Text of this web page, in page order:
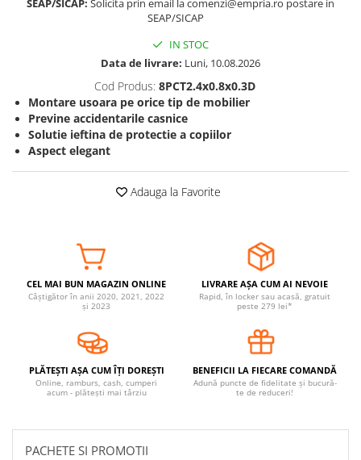
Tarcuri copii / bebelusi
Ingrijire bebe si mama
Igiena si ingrijire bebelusi
Accesorii bebelusi / nou-nascuti
Perne si saltele bebelusi
Jucarii copii si jocuri educative
Jucarii dentitie
Jocuri educative
Jucarii bebelusi
Covorase ortopedice senzoriale
Cuburi magnetice JollyHeap®
SEAP/SICAP: Solicita prin email la comenzi@empria.ro postare in
SEAP/SICAP
IN STOC
Data de livrare: Luni, 10.08.2026
Cod Produs: 8PCT2.4x0.8x0.3D
Montare usoara pe orice tip de mobilier
Previne accidentarile casnice
Solutie ieftina de protectie a copiilor
Aspect elegant
Adauga la Favorite
CEL MAI BUN MAGAZIN ONLINE
Câștigător în anii 2020, 2021, 2022
și 2023
LIVRARE AȘA CUM AI NEVOIE
Rapid, în locker sau acasă, gratuit
peste 279 lei*
PLĂTEȘTI AȘA CUM ÎȚI DOREȘTI
Online, ramburs, cash, cumperi
acum - plătești mai târziu
BENEFICII LA FIECARE COMANDĂ
Adună puncte de fidelitate și bucură-
te de reduceri!
PACHETE SI PROMOTII